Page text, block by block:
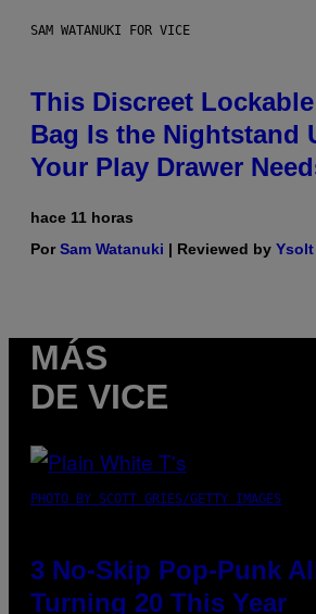
SAM WATANUKI FOR VICE
This Discreet
Bag Is the Nightstand
Your Play Drawer
hace 11 horas
PorSam Watanuki | Reviewed by
MÁS
DE VICE
PHOTO BY SCOTT GRIES/GETTY IMAGES
3 No-Skip Pop-Punk
Turning 20 This Year